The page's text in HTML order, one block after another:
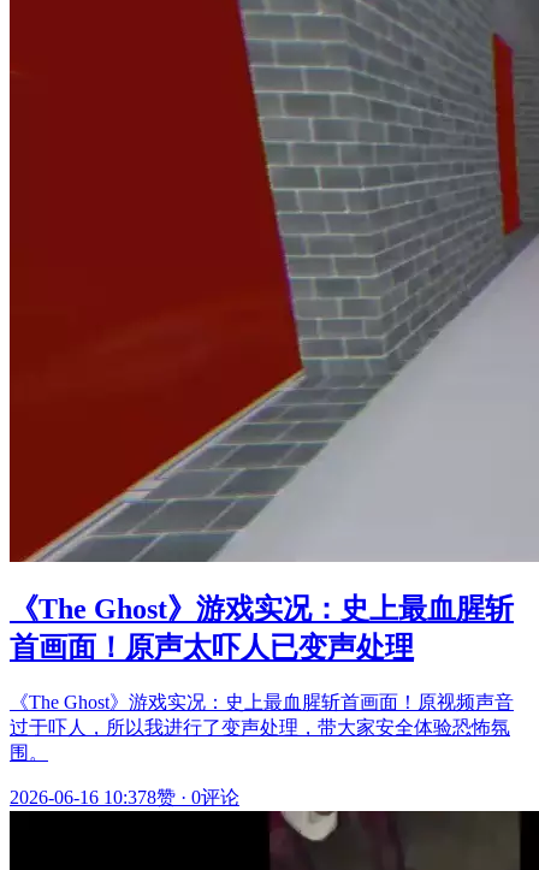
《The Ghost》游戏实况：史上最血腥斩
首画面！原声太吓人已变声处理
《The Ghost》游戏实况：史上最血腥斩首画面！原视频声音
过于吓人，所以我进行了变声处理，带大家安全体验恐怖氛
围。
2026-06-16 10:378赞 · 0评论